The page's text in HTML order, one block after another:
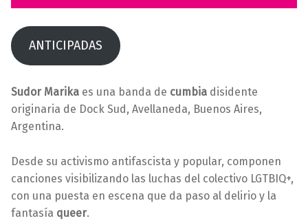
3
s
ANTICIPADAS
Sudor Marika es una banda de cumbia disidente
originaria de Dock Sud, Avellaneda, Buenos Aires,
Argentina.
Desde su activismo antifascista y popular, componen
canciones visibilizando las luchas del colectivo LGTBIQ+,
con una puesta en escena que da paso al delirio y la
fantasía queer.